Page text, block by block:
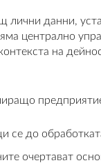
лични данни,
централно
на
се до
очертават